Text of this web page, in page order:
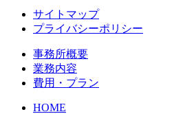
サイトマップ
プライバシーポリシー
事務所概要
業務内容
費用・プラン
HOME